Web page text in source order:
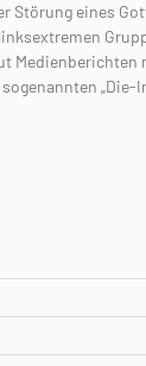
Störung eines
Medienberichten
„Die-